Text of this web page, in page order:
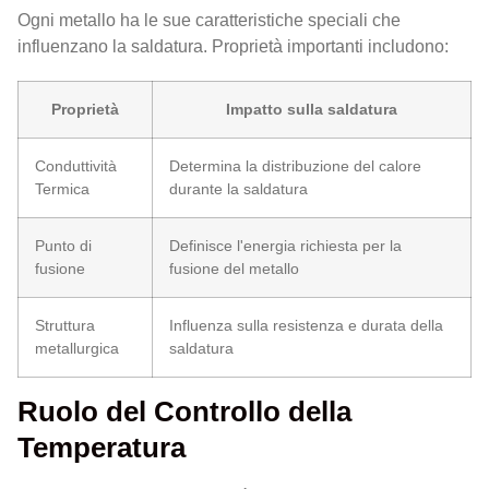
Ogni metallo ha le sue caratteristiche speciali che
influenzano la saldatura. Proprietà importanti includono:
Proprietà Impatto sulla saldatura
Conduttività
Termica
Determina la distribuzione del calore
durante la saldatura
Punto di
fusione
Definisce l'energia richiesta per la
fusione del metallo
Struttura
metallurgica
Influenza sulla resistenza e durata della
saldatura
Ruolo del Controllo della
Temperatura